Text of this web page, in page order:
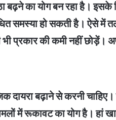
बढ़ने का योग बन रहा
हो सकती है। ऐसे में
प्रकार की कमी नहीं छोड़ें।
दायरा बढ़ाने से करनी
में रूकावट का योग है। हां